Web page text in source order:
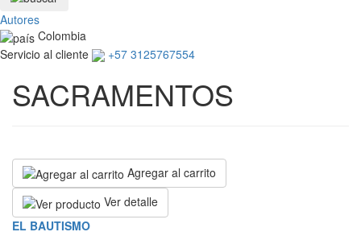
Autores
Colombia
Servicio al cliente
+57 3125767554
SACRAMENTOS
Agregar al carrito
Ver detalle
EL BAUTISMO